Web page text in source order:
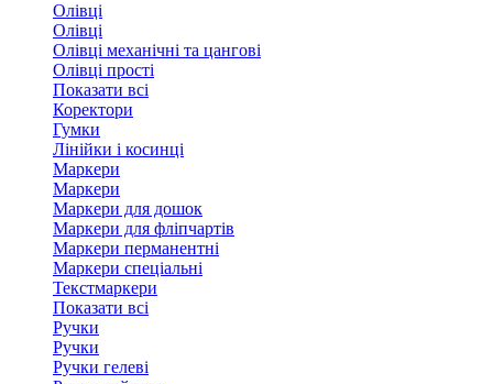
Олівці
Олівці
Олівці механічні та цангові
Олівці прості
Показати всі
Коректори
Гумки
Лінійки і косинці
Маркери
Маркери
Маркери для дошок
Маркери для фліпчартів
Маркери перманентні
Маркери спеціальні
Текстмаркери
Показати всі
Ручки
Ручки
Ручки гелеві